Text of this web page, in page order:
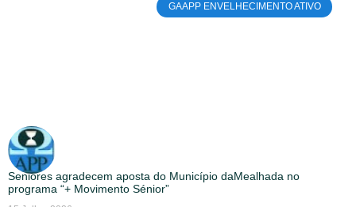
GAAPP ENVELHECIMENTO ATIVO
Seniores agradecem aposta do Município daMealhada no
programa “+ Movimento Sénior”